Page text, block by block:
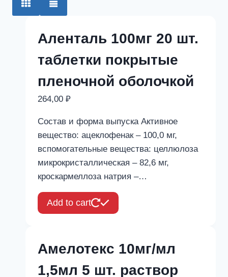
Аленталь 100мг 20 шт.
таблетки покрытые
пленочной оболочкой
264,00 ₽
Состав и форма выпуска Активное
вещество: ацеклофенак – 100,0 мг,
вспомогательные вещества: целлюлоза
микрокристаллическая – 82,6 мг,
кроскармеллоза натрия –…
Add to cart
Амелотекс 10мг/мл
1,5мл 5 шт. раствор